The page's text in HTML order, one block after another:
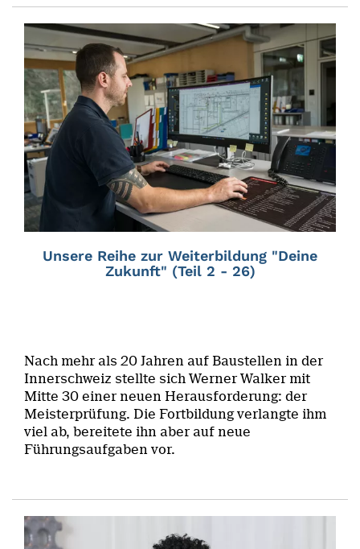
Unsere Reihe zur Weiterbildung "Deine
Zukunft" (Teil 2 - 26)
Nach mehr als 20 Jahren auf Baustellen in der
Innerschweiz stellte sich Werner Walker mit
Mitte 30 einer neuen Herausforderung: der
Meisterprüfung. Die Fortbildung verlangte ihm
viel ab, bereitete ihn aber auf neue
Führungsaufgaben vor.